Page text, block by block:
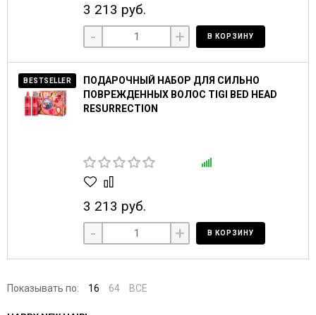
3 213 руб.
- + В КОРЗИНУ
BESTSELLER
ПОДАРОЧНЫЙ НАБОР ДЛЯ СИЛЬНО
ПОВРЕЖДЕННЫХ ВОЛОС TIGI BED HEAD
RESURRECTION
3 213 руб.
- + В КОРЗИНУ
Показывать по: 16 64 ВСЕ